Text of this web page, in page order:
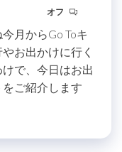
オフ
月からGo Toキ
お出かけに行く
で、今日はお出
ご紹介します